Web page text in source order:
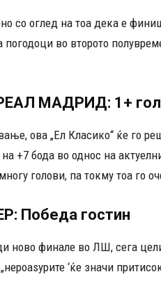
со оглед на тоа дека е
во второто
МАДРИД: 1+ гола
ова „Ел Класико“ ќе го
+7 бода во однос на
голови, па токму тоа го
Победа гостин
ново финале во ЛШ, сега
‘ќе значи